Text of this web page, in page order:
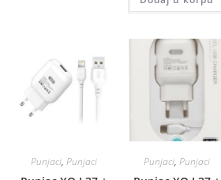
Punjaci,Punjaci Punjaci, Punjaci